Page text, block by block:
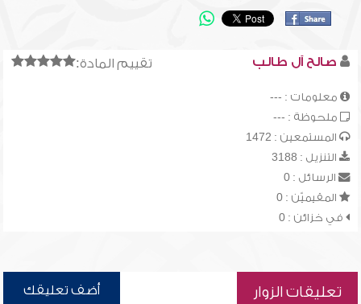
تقييم المادة: صالح آل طالب
معلومات : ---
ملحوظة : ---
المستمعين : 1472
التنزيل : 3188
الرسائل : 0
المقيميّن : 0
في خزائن : 0
تعليقات الزوار أضف تعليقك